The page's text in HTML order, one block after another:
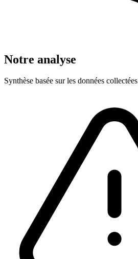
Notre analyse
Synthèse basée sur les données collectées